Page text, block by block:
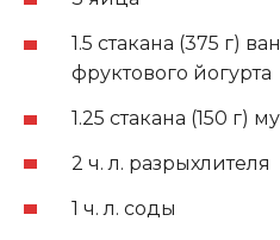
1.5 стакана (375 г)
фруктового йогурта
1.25 стакана (150 г)
2 ч. л. разрыхлителя
1 ч. л. соды